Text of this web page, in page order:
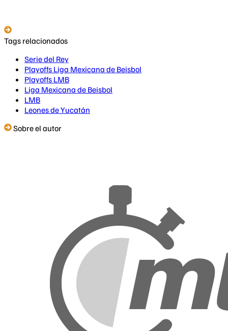
Tags relacionados
Serie del Rey
Playoffs Liga Mexicana de Beisbol
Playoffs LMB
Liga Mexicana de Beisbol
LMB
Leones de Yucatán
Sobre el autor